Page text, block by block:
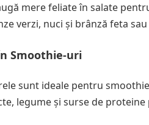
mere feliate în salate
verzi, nuci și brânză feta
Smoothie-uri
sunt ideale pentru
legume și surse de